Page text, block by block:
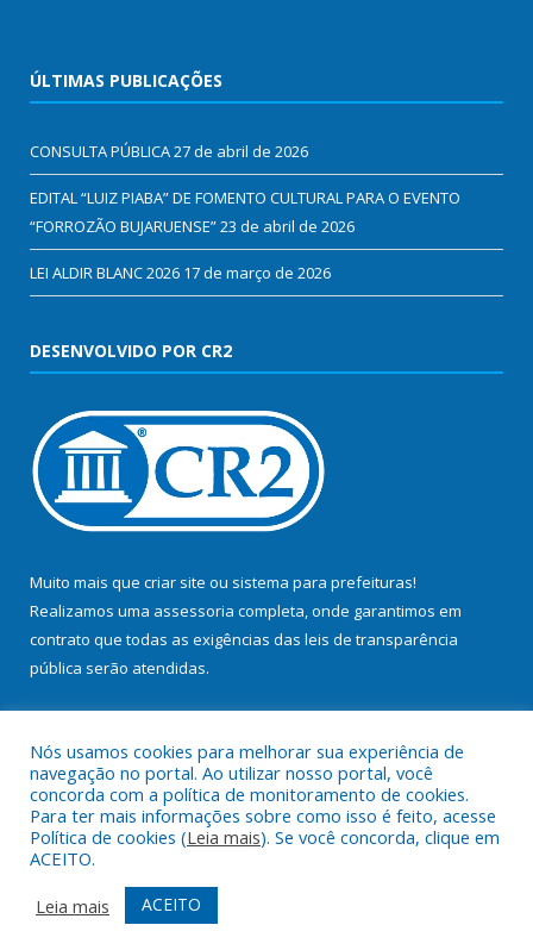
ÚLTIMAS PUBLICAÇÕES
CONSULTA PÚBLICA27 de abril de 2026
EDITAL “LUIZ PIABA” DE FOMENTO CULTURAL PARA O EVENTO
“FORROZÃO BUJARUENSE”23 de abril de 2026
LEI ALDIR BLANC 2026 17 de março de 2026
DESENVOLVIDO POR CR2
Muito mais que criar site ou sistema para prefeituras!
Realizamos uma assessoria completa, onde garantimos em
contrato que todas as exigências das leis de transparência
pública serão atendidas.
Todos os direitos reservados a Prefeitura Municipal de Bujaru.
Mapa do Site
Acessar Área Administrativa
Acessar Webmail
Nós usamos cookies para melhorar sua experiência de
navegação no portal. Ao utilizar nosso portal, você
concorda com a política de monitoramento de cookies.
Para ter mais informações sobre como isso é feito, acesse
Política de cookies (Leia mais). Se você concorda, clique em
ACEITO.
Leia mais
ACEITO